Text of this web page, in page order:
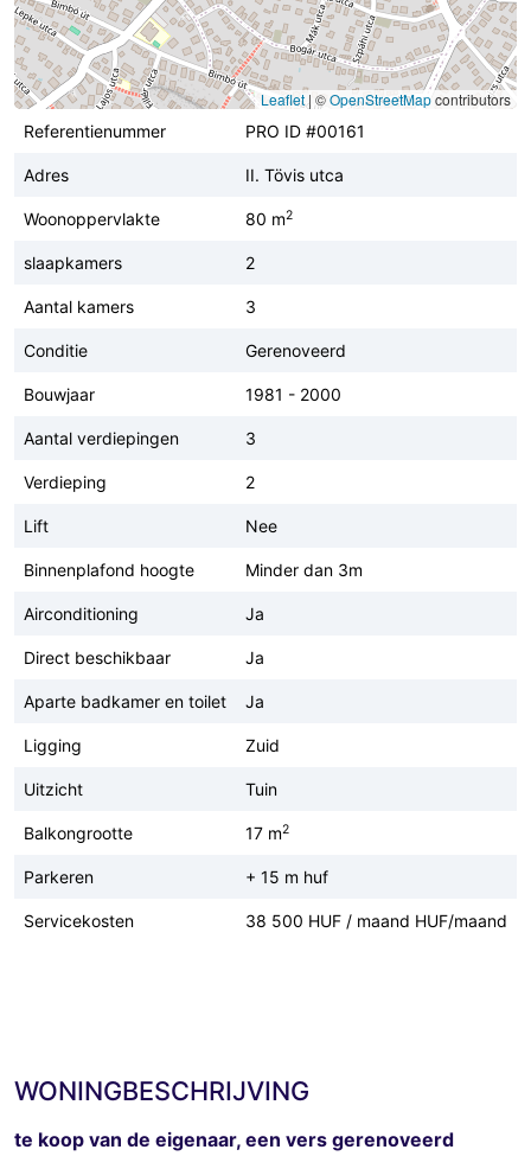
Leaflet| ©OpenStreetMapcontributors
Referentienummer
PRO ID #00161
Adres II. Tövis utca
Woonoppervlakte 80 m2
slaapkamers 2
Aantal kamers 3
Conditie Gerenoveerd
Bouwjaar 1981 - 2000
Aantal verdiepingen 3
Verdieping 2
Lift Nee
Binnenplafond hoogte Minder dan 3m
Airconditioning Ja
Direct beschikbaar Ja
Aparte badkamer en toilet Ja
Ligging Zuid
Uitzicht Tuin
Balkongrootte 17 m2
Parkeren + 15 m huf
Servicekosten 38 500 HUF / maand HUF/maand
WONINGBESCHRIJVING
te koop van de eigenaar, een vers gerenoveerd